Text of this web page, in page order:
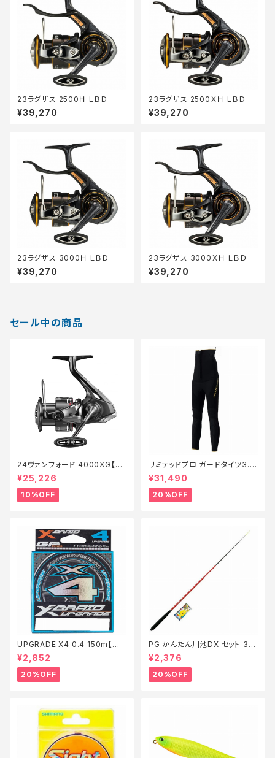
23ラグザス 2500Ｈ ＬＢＤ
¥39,270
23ラグザス 2500ＸＨ ＬＢＤ
¥39,270
23ラグザス 3000Ｈ ＬＢＤ
¥39,270
23ラグザス 3000ＸＨ ＬＢＤ
¥39,270
セール中の商品
24ヴァンフォード 4000XG【継
続セール_リール】【10】
¥25,226
10%OFF
リミテッドプロ ガードタイツ3.0
FI−540X 黒 LB【特価装備】【2
0】
¥31,490
20%OFF
UPGRADE X4 0.4 150m【特
価仕掛】【20】
¥2,852
20%OFF
PG かんたん川池DX セット 36
0【特価セット】【20】
¥2,376
20%OFF